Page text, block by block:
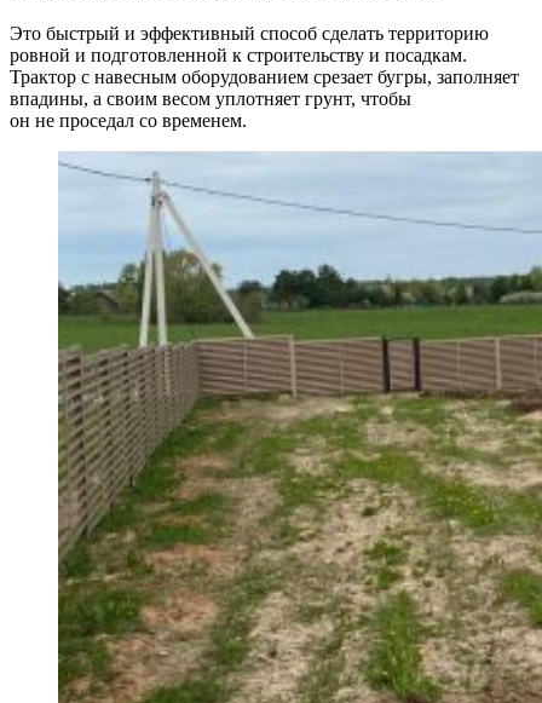
Это быстрый и эффективный способ сделать территорию
ровной и подготовленной к строительству и посадкам.
Трактор с навесным оборудованием срезает бугры, заполняет
впадины, а своим весом уплотняет грунт, чтобы
он не проседал со временем.